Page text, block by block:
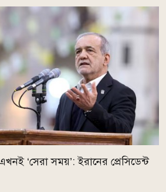
এখনই ‘সেরা সময়’: ইরানের প্রেসিডেন্ট